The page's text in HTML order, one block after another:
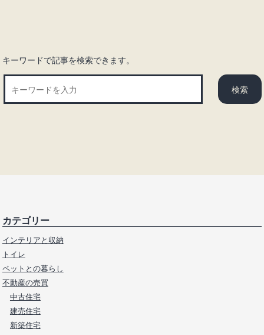
キーワードで記事を検索できます。
カテゴリー
インテリアと収納
トイレ
ペットとの暮らし
不動産の売買
中古住宅
建売住宅
新築住宅